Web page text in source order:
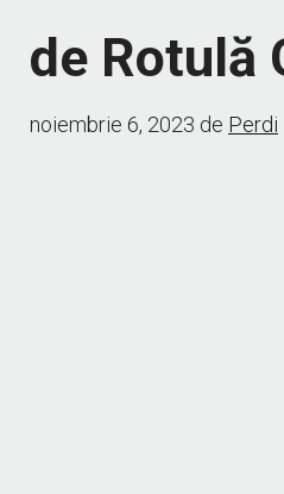
de Rotulă
noiembrie 6, 2023 de Perdi